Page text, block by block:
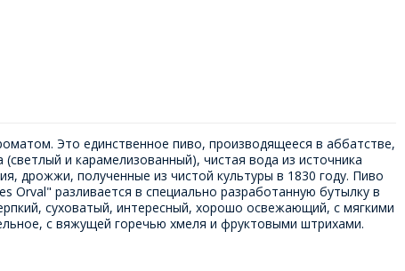
Это единственное пиво, производящееся в аббатстве,
и карамелизованный), чистая вода из источника
дрожжи, полученные из чистой культуры в 1830 году. Пиво
разливается в специально разработанную бутылку в
суховатый, интересный, хорошо освежающий, с мягкими
с вяжущей горечью хмеля и фруктовыми штрихами.